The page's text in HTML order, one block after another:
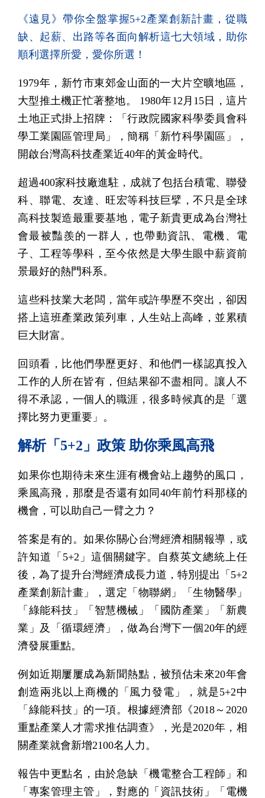
《遠見》帶你全盤掌握5+2產業創新計畫，從職
缺、起薪、出路等各面向解析這七大領域，助你
順利選擇所愛，愛你所選！
1979年，新竹市東郊金山面的一大片空曠地區，
大型推土機正忙著整地。 1980年12月15日，這片
土地正式掛上招牌：「行政院國家科學委員會科
學工業園區管理局」，簡稱「新竹科學園區」，
開啟台灣高科技產業近40年的黃金時代。
超過400家科技廠進駐，成就了包括台積電、聯發
科、聯電、友達、旺宏等科技巨擘，不只是全球
高科技製造最重要基地，電子新貴更成為台灣社
會最被豔羨的一群人，也帶動資訊、電機、電
子、工程等學科，至今依然是大學生眼中薪資前
景最好的熱門科系。
這些科技業大老闆，當年或許學歷不突出，卻因
搭上這班產業政策列車，人生站上高峰，並累積
巨大財富。
回頭看，比他們學歷更好、和他們一樣認真投入
工作的人所在皆有，但結果卻不盡相同。讓人不
得不承認，一個人的職涯，很多時候真的是「選
擇比努力更重要」。
解析「5+2」政策 助你乘風高飛
如果你也期待未來生涯有機會站上趨勢的風口，
乘風高飛，那麼是否還有如同40年前竹科那樣的
機會，可以助自己一臂之力？
答案是有的。如果你關心台灣經濟相關報導，或
許知道「5+2」這個關鍵字。自蔡英文總統上任
後，為了提升台灣經濟成長力道，特別提出「5+2
產業創新計畫」，選定「物聯網」「生物醫學」
「綠能科技」「智慧機械」「國防產業」「新農
業」及「循環經濟」，做為台灣下一個20年的經
濟發展重點。
例如近期屢屢成為新聞熱點，被預估未來20年會
創造兩兆以上商機的「風力發電」，就是5+2中
「綠能科技」的一項。根據經濟部《2018～2020
重點產業人才需求推估調查》，光是2020年，相
關產業就會新增2100名人力。
報告中更點名，由於急缺「機電整合工程師」和
「專案管理主管」，對應的「資訊技術」「電機